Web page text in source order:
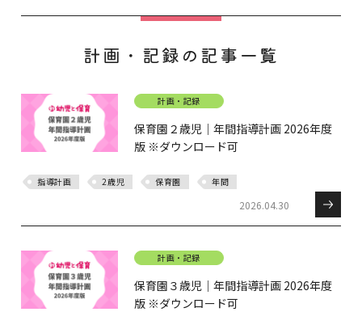
計画・記録の記事一覧
計画・記録
保育園２歳児｜年間指導計画 2026年度
版 ※ダウンロード可
指導計画 2歳児 保育園 年間
2026.04.30
計画・記録
保育園３歳児｜年間指導計画 2026年度
版 ※ダウンロード可